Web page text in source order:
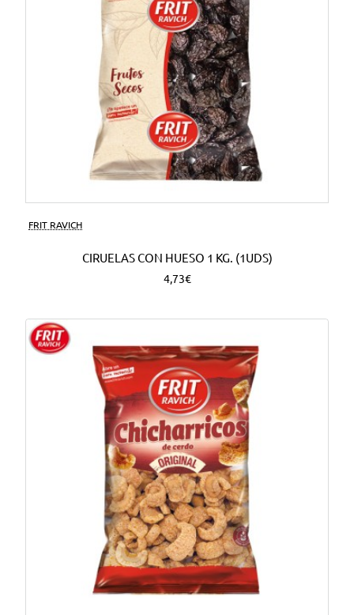
FRIT RAVICH
CIRUELAS CON HUESO 1 KG. (1UDS)
4,73€